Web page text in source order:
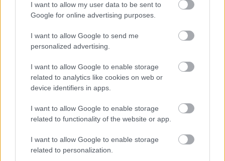
I want to allow my user data to be sent to
Google for online advertising purposes.
I want to allow Google to send me
personalized advertising.
I want to allow Google to enable storage
related to analytics like cookies on web or
device identifiers in apps.
I want to allow Google to enable storage
related to functionality of the website or app.
I want to allow Google to enable storage
related to personalization.
Poniżej znajdziesz także ostatnie mecze obu drużyn oraz statystyki
bramkowe.
Głogovia Głogów Małopolski vs. Błękit Żołynia - relacja, wynik na
żywo, transmisja
Wynik meczu Głogovia Głogów Małopolski - Błękit Żołynia znajdziesz na
naszej stronie zaraz po jego zakończeniu. Jeżeli szukasz informacji
meczowych, zajrzyj tutaj:Głogovia Głogów Małopolski vs. Błękit
Żołynia - wynik, składy, strzelcy
Jeżeli w internecie lub TV dostępna jest
albo innych spotkań
Rzeszów > Klasa Okręgowa na pewno znajdziesz takie informacje na
naszym portalu. Możliwe jednak, że nigdzie nie pojawi się stream online z